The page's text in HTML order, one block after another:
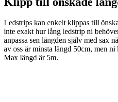
Ledstrips kan enkelt klippas till
inte exakt hur lång ledstrip ni
anpassa sen längden själv med sax
av oss är minsta längd 50cm, men
Max längd är 5m.